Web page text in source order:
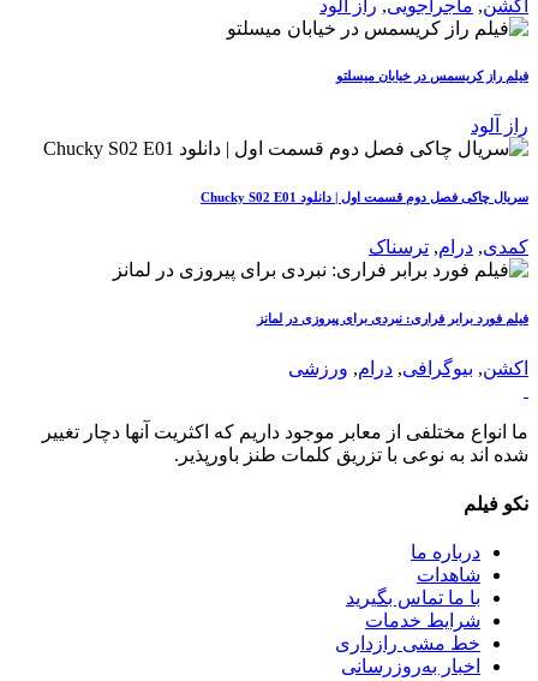
اکشن, ماجراجویی, راز آلود
فیلم راز کریسمس در خیابان میسلتو
راز آلود
سریال چاکی فصل دوم قسمت اول | دانلود Chucky S02 E01
کمدی, درام, ترسناک
فیلم فورد برابر فراری: نبردی برای پیروزی در لمانز
اکشن, بیوگرافی, درام, ورزشی
ما انواع مختلفی از معابر موجود داریم که اکثریت آنها دچار تغییر
شده اند به نوعی با تزریق کلمات طنز باورپذیر.
نکو فیلم
درباره ما
شاهدات
با ما تماس بگیرید
شرایط خدمات
خط مشی رازداری
اخبار به‌روزرسانی